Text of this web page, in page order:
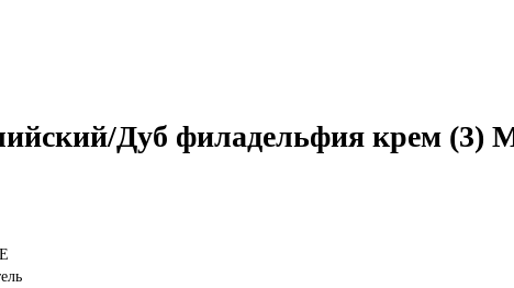
Дуб филадельфия крем (3)